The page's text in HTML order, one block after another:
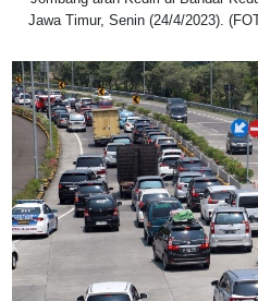
Jawa Timur, Senin (24/4/2023).